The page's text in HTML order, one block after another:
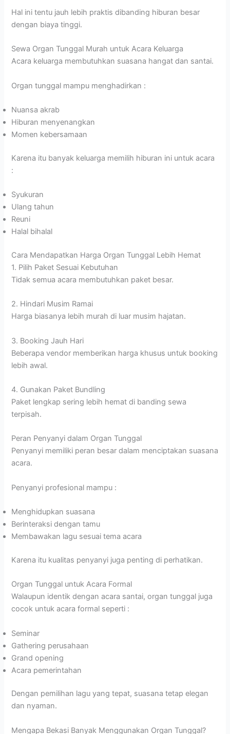
Hal ini tentu jauh lebih praktis dibanding hiburan besar
dengan biaya tinggi.
Sewa Organ Tunggal Murah untuk Acara Keluarga
Acara keluarga membutuhkan suasana hangat dan santai.
Organ tunggal mampu menghadirkan :
Nuansa akrab
Hiburan menyenangkan
Momen kebersamaan
Karena itu banyak keluarga memilih hiburan ini untuk acara
:
Syukuran
Ulang tahun
Reuni
Halal bihalal
Cara Mendapatkan Harga Organ Tunggal Lebih Hemat
1. Pilih Paket Sesuai Kebutuhan
Tidak semua acara membutuhkan paket besar.
2. Hindari Musim Ramai
Harga biasanya lebih murah di luar musim hajatan.
3. Booking Jauh Hari
Beberapa vendor memberikan harga khusus untuk booking
lebih awal.
4. Gunakan Paket Bundling
Paket lengkap sering lebih hemat di banding sewa
terpisah.
Peran Penyanyi dalam Organ Tunggal
Penyanyi memiliki peran besar dalam menciptakan suasana
acara.
Penyanyi profesional mampu :
Menghidupkan suasana
Berinteraksi dengan tamu
Membawakan lagu sesuai tema acara
Karena itu kualitas penyanyi juga penting di perhatikan.
Organ Tunggal untuk Acara Formal
Walaupun identik dengan acara santai, organ tunggal juga
cocok untuk acara formal seperti :
Seminar
Gathering perusahaan
Grand opening
Acara pemerintahan
Dengan pemilihan lagu yang tepat, suasana tetap elegan
dan nyaman.
Mengapa Bekasi Banyak Menggunakan Organ Tunggal?